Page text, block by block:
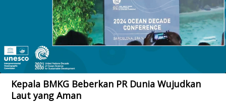
Kepala BMKG Beberkan PR Dunia Wujudkan
Laut yang Aman